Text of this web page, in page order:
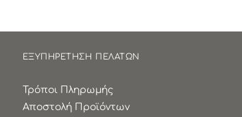
ΕΞΥΠΗΡΕΤΗΣΗ ΠΕΛΑΤΩΝ
Τρόποι Πληρωμής
Αποστολή Προϊόντων